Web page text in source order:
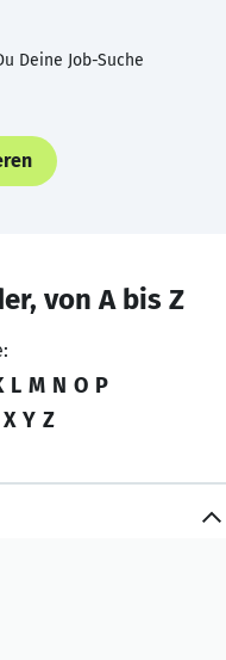
Deine Job-Suche
von A bis Z
L M N O P
X Y Z